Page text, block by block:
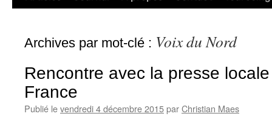
Archives par mot-clé : Voix du Nord
Rencontre avec la presse
France
Publié levendredi 4 décembre 2015parChristian Maes